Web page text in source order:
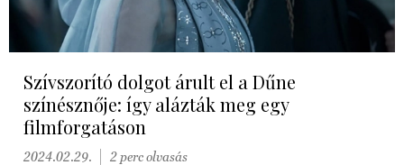
Szívszorító dolgot árult el a Dűne
színésznője: így alázták meg egy
filmforgatáson
2024.02.29. 2 perc olvasás